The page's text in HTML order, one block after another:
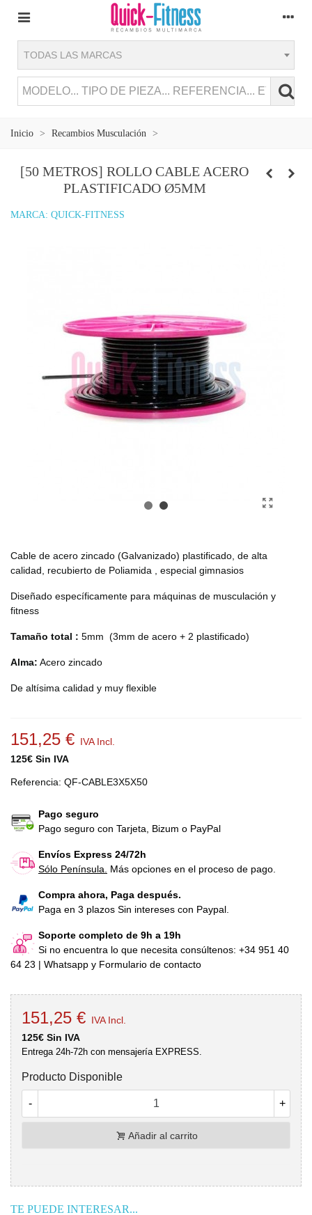
TODAS LAS MARCAS
Inicio > Recambios Musculación >
[50 METROS] ROLLO CABLE ACERO
PLASTIFICADO Ø5MM
MARCA: QUICK-FITNESS
Cable de acero zincado (Galvanizado) plastificado, de alta
calidad, recubierto de Poliamida , especial gimnasios
Diseñado específicamente para máquinas de musculación y
fitness
Tamaño total : 5mm (3mm de acero + 2 plastificado)
Alma: Acero zincado
De altísima calidad y muy flexible
151,25 € IVA Incl.
125€ Sin IVA
Referencia: QF-CABLE3X5X50
Pago seguro
Pago seguro con Tarjeta, Bizum o PayPal
Envíos Express 24/72h
Sólo Península.
Más opciones en el proceso de pago.
Compra ahora, Paga después.
Paga en 3 plazos Sin intereses con Paypal.
Soporte completo de 9h a 19h
Si no encuentra lo que necesita consúltenos: +34 951 40
64 23 | Whatsapp y Formulario de contacto
151,25 € IVA Incl.
125€ Sin IVA
Entrega 24h-72h con mensajería EXPRESS.
Producto Disponible
- +
Añadir al carrito
TE PUEDE INTERESAR...